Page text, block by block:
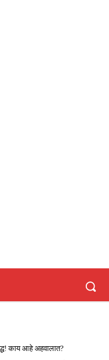
काय आहे अहवालात?